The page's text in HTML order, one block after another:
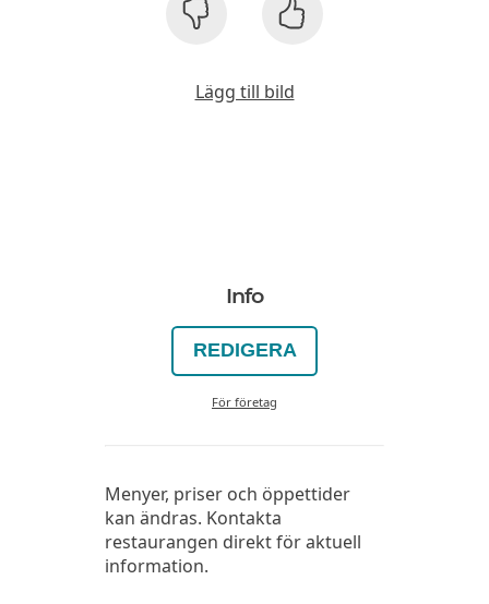
Lägg till bild
Info
REDIGERA
För företag
Menyer, priser och öppettider
kan ändras. Kontakta
restaurangen direkt för aktuell
information.